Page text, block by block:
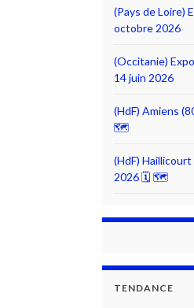
(Pays de Loire)
octobre 2026
(Occitanie)
14 juin 2026
(HdF) Amiens
🗺
(HdF)
2026 🗓 🗺
TENDANCE